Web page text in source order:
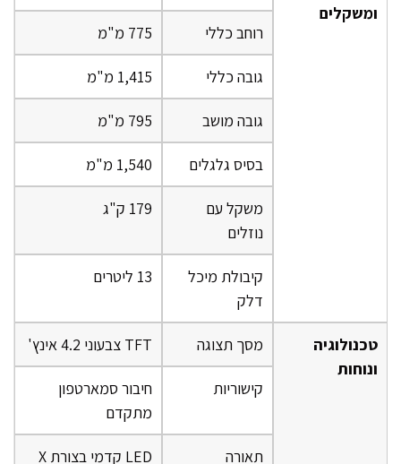
ומשקלים
רוחב כללי 775 מ"מ
גובה כללי 1,415 מ"מ
גובה מושב 795 מ"מ
בסיס גלגלים 1,540 מ"מ
משקל עם
נוזלים
179 ק"ג
קיבולת מיכל
דלק
13 ליטרים
טכנולוגיה
ונוחות
מסך תצוגה TFT צבעוני 4.2 אינץ'
קישוריות
חיבור סמארטפון
מתקדם
תאורה LED קדמי בצורת X